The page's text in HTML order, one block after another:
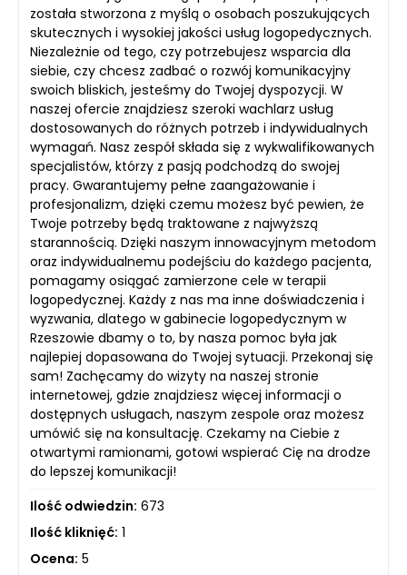
została stworzona z myślą o osobach poszukujących
skutecznych i wysokiej jakości usług logopedycznych.
Niezależnie od tego, czy potrzebujesz wsparcia dla
siebie, czy chcesz zadbać o rozwój komunikacyjny
swoich bliskich, jesteśmy do Twojej dyspozycji. W
naszej ofercie znajdziesz szeroki wachlarz usług
dostosowanych do różnych potrzeb i indywidualnych
wymagań. Nasz zespół składa się z wykwalifikowanych
specjalistów, którzy z pasją podchodzą do swojej
pracy. Gwarantujemy pełne zaangażowanie i
profesjonalizm, dzięki czemu możesz być pewien, że
Twoje potrzeby będą traktowane z najwyższą
starannością. Dzięki naszym innowacyjnym metodom
oraz indywidualnemu podejściu do każdego pacjenta,
pomagamy osiągać zamierzone cele w terapii
logopedycznej. Każdy z nas ma inne doświadczenia i
wyzwania, dlatego w gabinecie logopedycznym w
Rzeszowie dbamy o to, by nasza pomoc była jak
najlepiej dopasowana do Twojej sytuacji. Przekonaj się
sam! Zachęcamy do wizyty na naszej stronie
internetowej, gdzie znajdziesz więcej informacji o
dostępnych usługach, naszym zespole oraz możesz
umówić się na konsultację. Czekamy na Ciebie z
otwartymi ramionami, gotowi wspierać Cię na drodze
do lepszej komunikacji!
Ilość odwiedzin: 673
Ilość kliknięć: 1
Ocena: 5